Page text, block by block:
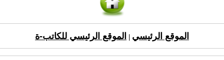
الموقع الرئيسي الموقع الرئيسي للكاتب-ة